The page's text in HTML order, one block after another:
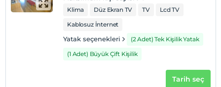
Klima Düz Ekran TV TV
Lcd TV
Kablosuz İnternet
Yatak seçenekleri
(2 Adet) Tek Kişilik Yatak
(1 Adet) Büyük Çift Kişilik
Tarih seç